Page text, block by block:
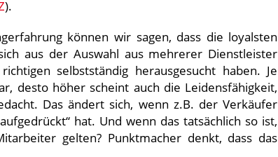
).
können wir sagen, dass die loyalsten
aus der Auswahl aus mehrerer Dienstleister
selbstständig herausgesucht haben. Je
desto höher scheint auch die Leidensfähigkeit,
Das ändert sich, wenn z.B. der Verkäufer
hat. Und wenn das tatsächlich so ist,
gelten? Punktmacher denkt, dass das